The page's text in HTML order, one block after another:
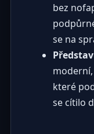
bez
se na
které
se cítilo